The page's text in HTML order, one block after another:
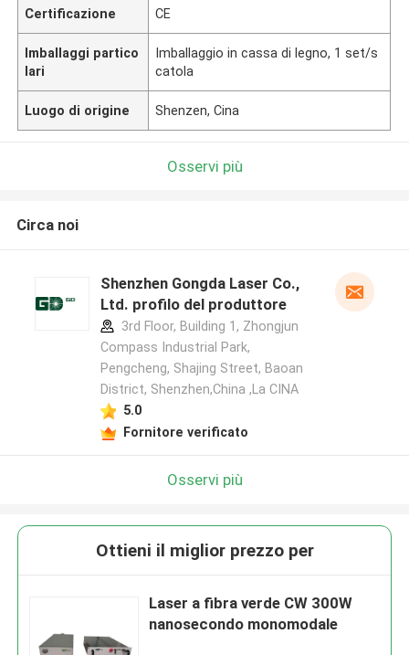
Certificazione CE
Imballaggi partico
lari
Imballaggio in cassa di legno, 1 set/s
catola
Luogo di origine Shenzen, Cina
Osservi più
Circa noi
Shenzhen Gongda Laser Co.,
Ltd. profilo del produttore
3rd Floor, Building 1, Zhongjun
Compass Industrial Park,
Pengcheng, Shajing Street, Baoan
District, Shenzhen,China ,La CINA
5.0
Fornitore verificato
Osservi più
Ottieni il miglior prezzo per
Laser a fibra verde CW 300W
nanosecondo monomodale